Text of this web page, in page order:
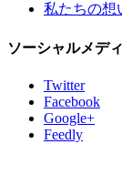
私たちの想
ソーシャルメデ
Twitter
Facebook
Google+
Feedly